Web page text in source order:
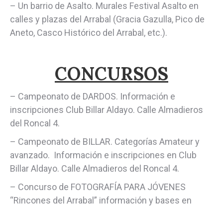
– Un barrio de Asalto. Murales Festival Asalto en
calles y plazas del Arrabal (Gracia Gazulla, Pico de
Aneto, Casco Histórico del Arrabal, etc.).
CONCURSOS
– Campeonato de DARDOS. Información e
inscripciones Club Billar Aldayo. Calle Almadieros
del Roncal 4.
– Campeonato de BILLAR. Categorías Amateur y
avanzado. Información e inscripciones en Club
Billar Aldayo. Calle Almadieros del Roncal 4.
– Concurso de FOTOGRAFÍA PARA JÓVENES
“Rincones del Arrabal” información y bases en